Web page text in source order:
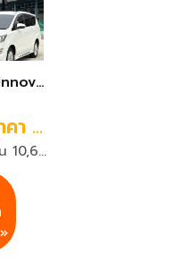
Toyota Innova Crysta 2.8G เกียร์ A/T ปี2019 สีขาว
พิเศษราคา 579,999 บาท
ผ่อนเริ่มต้น 10,683 บาท 72 งวด